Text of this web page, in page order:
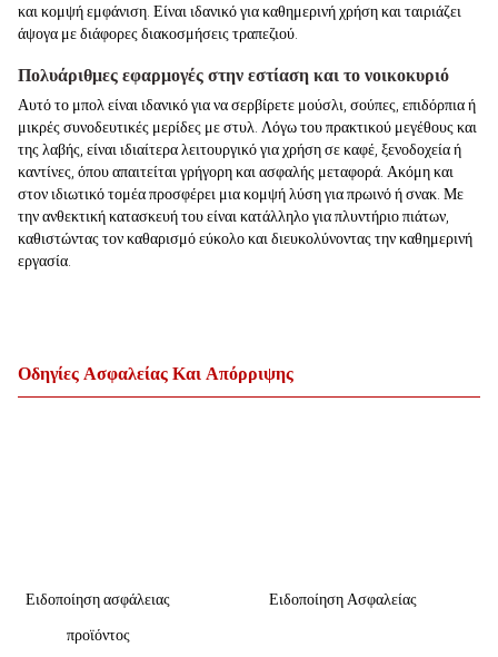
και κομψή εμφάνιση. Είναι ιδανικό για καθημερινή χρήση και ταιριάζει
άψογα με διάφορες διακοσμήσεις τραπεζιού.
Πολυάριθμες εφαρμογές στην εστίαση και το νοικοκυριό
Αυτό το μπολ είναι ιδανικό για να σερβίρετε μούσλι, σούπες, επιδόρπια ή
μικρές συνοδευτικές μερίδες με στυλ. Λόγω του πρακτικού μεγέθους και
της λαβής, είναι ιδιαίτερα λειτουργικό για χρήση σε καφέ, ξενοδοχεία ή
καντίνες, όπου απαιτείται γρήγορη και ασφαλής μεταφορά. Ακόμη και
στον ιδιωτικό τομέα προσφέρει μια κομψή λύση για πρωινό ή σνακ. Με
την ανθεκτική κατασκευή του είναι κατάλληλο για πλυντήριο πιάτων,
καθιστώντας τον καθαρισμό εύκολο και διευκολύνοντας την καθημερινή
εργασία.
Οδηγίες Ασφαλείας Και Απόρριψης
Ειδοποίηση ασφάλειας
προϊόντος
Ειδοποίηση Ασφαλείας